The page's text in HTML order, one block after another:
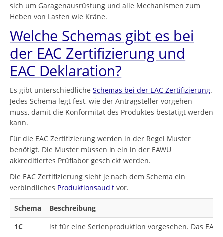
sich um Garagenausrüstung und alle Mechanismen zum
Heben von Lasten wie Kräne.
Welche Schemas gibt es bei
der EAC Zertifizierung und
EAC Deklaration?
Es gibt unterschiedliche Schemas bei der EAC Zertifizierung.
Jedes Schema legt fest, wie der Antragsteller vorgehen
muss, damit die Konformität des Produktes bestätigt werden
kann.
Für die EAC Zertifizierung werden in der Regel Muster
benötigt. Die Muster müssen in ein in der EAWU
akkreditiertes Prüflabor geschickt werden.
Die EAC Zertifizierung sieht je nach dem Schema ein
verbindliches Produktionsaudit vor.
Schema
Beschreibung
1C
ist für eine Serienproduktion vorgesehen. Das